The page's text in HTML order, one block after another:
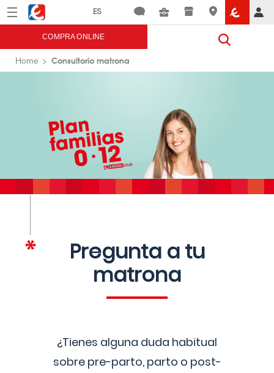
Menú Eroski
COMPRA ONLINE
Home Consultorio matrona
Pregunta a tu
matrona
¿Tienes alguna duda habitual
sobre pre-parto, parto o post-